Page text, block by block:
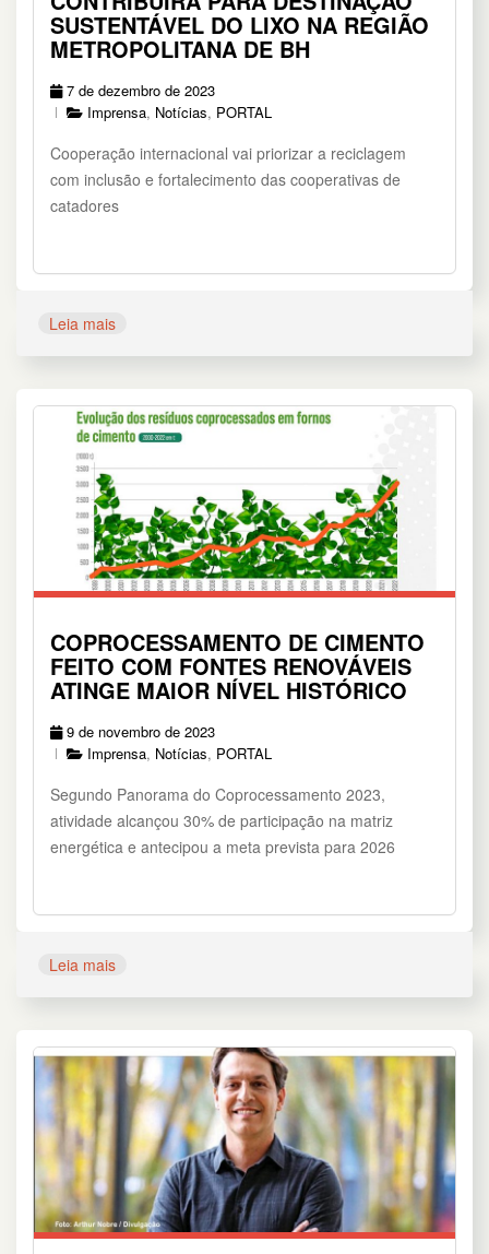
SUSTENTÁVEL DO LIXO NA REGIÃO
METROPOLITANA DE BH
7 de dezembro de 2023
Imprensa, Notícias, PORTAL
Cooperação internacional vai priorizar a reciclagem
com inclusão e fortalecimento das cooperativas de
catadores
Leia mais
COPROCESSAMENTO DE CIMENTO
FEITO COM FONTES RENOVÁVEIS
ATINGE MAIOR NÍVEL HISTÓRICO
9 de novembro de 2023
Imprensa, Notícias, PORTAL
Segundo Panorama do Coprocessamento 2023,
atividade alcançou 30% de participação na matriz
energética e antecipou a meta prevista para 2026
Leia mais